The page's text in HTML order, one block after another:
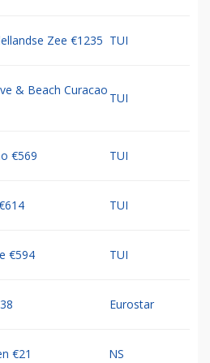
Zee €1235 TUI
& Beach Curacao
TUI
€569 TUI
TUI
€594 TUI
Eurostar
€21 NS